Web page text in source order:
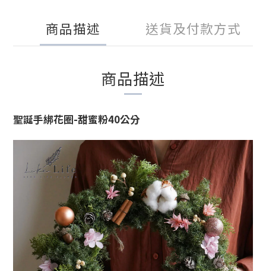
商品描述 送貨及付款方式
商品描述
聖誕手綁花圈-甜蜜粉40公分